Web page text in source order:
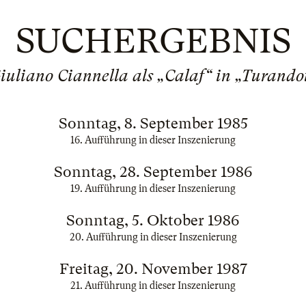
SUCHERGEBNIS
Ciannella als „Calaf“ in
Sonntag, 8. September 1985
16. Aufführung in dieser Inszenierung
Sonntag, 28. September 1986
19. Aufführung in dieser Inszenierung
Sonntag, 5. Oktober 1986
20. Aufführung in dieser Inszenierung
Freitag, 20. November 1987
21. Aufführung in dieser Inszenierung